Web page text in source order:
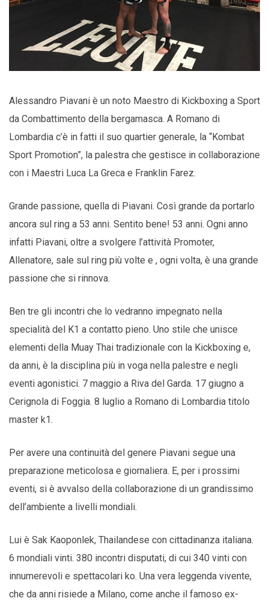
Alessandro Piavani è un noto Maestro di Kickboxing a Sport
da Combattimento della bergamasca. A Romano di
Lombardia c’è in fatti il suo quartier generale, la “Kombat
Sport Promotion”, la palestra che gestisce in collaborazione
con i Maestri Luca La Greca e Franklin Farez.
Grande passione, quella di Piavani. Così grande da portarlo
ancora sul ring a 53 anni. Sentito bene! 53 anni. Ogni anno
infatti Piavani, oltre a svolgere l’attività Promoter,
Allenatore, sale sul ring più volte e , ogni volta, è una grande
passione che si rinnova.
Ben tre gli incontri che lo vedranno impegnato nella
specialità del K1 a contatto pieno. Uno stile che unisce
elementi della Muay Thai tradizionale con la Kickboxing e,
da anni, è la disciplina più in voga nella palestre e negli
eventi agonistici. 7 maggio a Riva del Garda. 17 giugno a
Cerignola di Foggia. 8 luglio a Romano di Lombardia titolo
master k1.
Per avere una continuità del genere Piavani segue una
preparazione meticolosa e giornaliera. E, per i prossimi
eventi, si è avvalso della collaborazione di un grandissimo
dell’ambiente a livelli mondiali.
Lui è Sak Kaoponlek, Thailandese con cittadinanza italiana.
6 mondiali vinti. 380 incontri disputati, di cui 340 vinti con
innumerevoli e spettacolari ko. Una vera leggenda vivente,
che da anni risiede a Milano, come anche il famoso ex-